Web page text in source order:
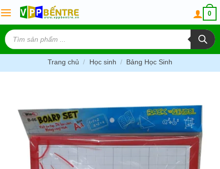
to
content
0
Tìm
kiếm
sản
phẩm
Trang chủ / Học sinh / Bảng Học Sinh